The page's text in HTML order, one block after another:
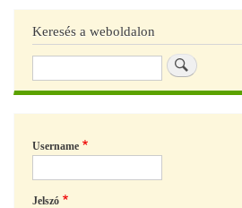
Keresés a weboldalon
Username
Jelszó